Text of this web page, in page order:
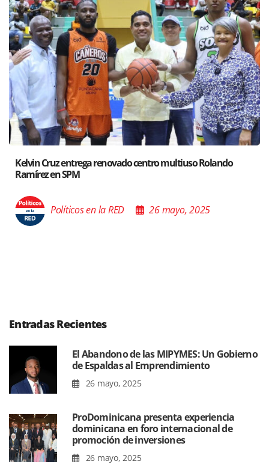
Santiago acoge exposición del Ministro de Cultura sobre
Poder de las Buenas Palabras”
Políticos en la RED 26 mayo, 2025
Entradas Recientes
El Abandono de las MIPYMES: Un Gobierno
de Espaldas al Emprendimiento
26 mayo, 2025
ProDominicana presenta experiencia
dominicana en foro internacional de
promoción de inversiones
26 mayo, 2025